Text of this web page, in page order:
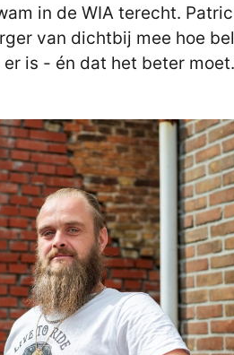
in de WIA terecht.
van dichtbij mee hoe
is - én dat het beter